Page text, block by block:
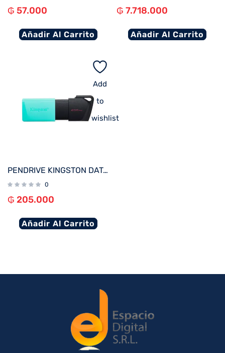
₲ 57.000
Añadir Al Carrito
₲ 7.718.000
Añadir Al Carrito
Add
to
wishlist
PENDRIVE KINGSTON DATATRAVELER EXODIA M 256GB USB 3.2 DTXM/256GB
0
₲ 205.000
Añadir Al Carrito